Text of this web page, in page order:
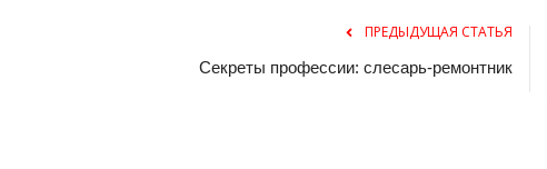
ПРЕДЫДУЩАЯ СТАТЬЯ
Секреты профессии: слесарь-ремонтник